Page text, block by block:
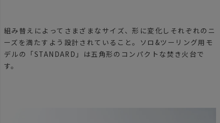
組み替えによってさまざまなサイズ、形に変化しそれぞれのニ
ーズを満たすよう設計されていること。ソロ&ツーリング用モ
デルの「STANDARD」は五角形のコンパクトな焚き火台で
す。